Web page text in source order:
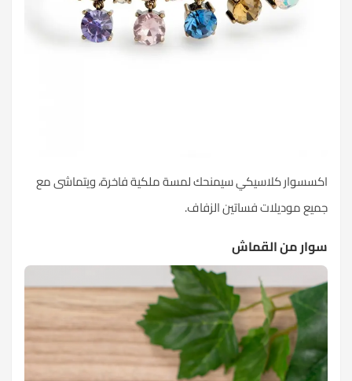
اكسسوار كلاسيكي سيمنحك لمسة ملكية فاخرة، ويتماشى مع
جميع موديلات فساتين الزفاف.
سوار من القماش